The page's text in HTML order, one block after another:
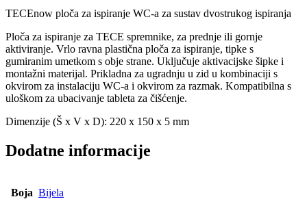
TECEnow ploča za ispiranje WC-a za sustav dvostrukog ispiranja
Ploča za ispiranje za TECE spremnike, za prednje ili gornje
aktiviranje. Vrlo ravna plastična ploča za ispiranje, tipke s
gumiranim umetkom s obje strane. Uključuje aktivacijske šipke i
montažni materijal. Prikladna za ugradnju u zid u kombinaciji s
okvirom za instalaciju WC-a i okvirom za razmak. Kompatibilna s
uloškom za ubacivanje tableta za čišćenje.
Dimenzije (Š x V x D): 220 x 150 x 5 mm
Dodatne informacije
Boja Bijela